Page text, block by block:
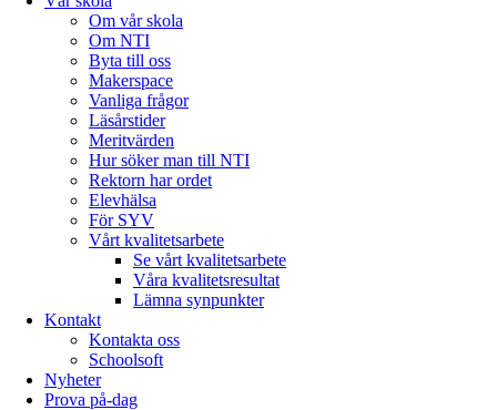
Om vår skola
Om NTI
Byta till oss
Makerspace
Vanliga frågor
Läsårstider
Meritvärden
Hur söker man till NTI
Rektorn har ordet
Elevhälsa
För SYV
Vårt kvalitetsarbete
Se vårt kvalitetsarbete
Våra kvalitetsresultat
Lämna synpunkter
Kontakt
Kontakta oss
Schoolsoft
Nyheter
Prova på-dag